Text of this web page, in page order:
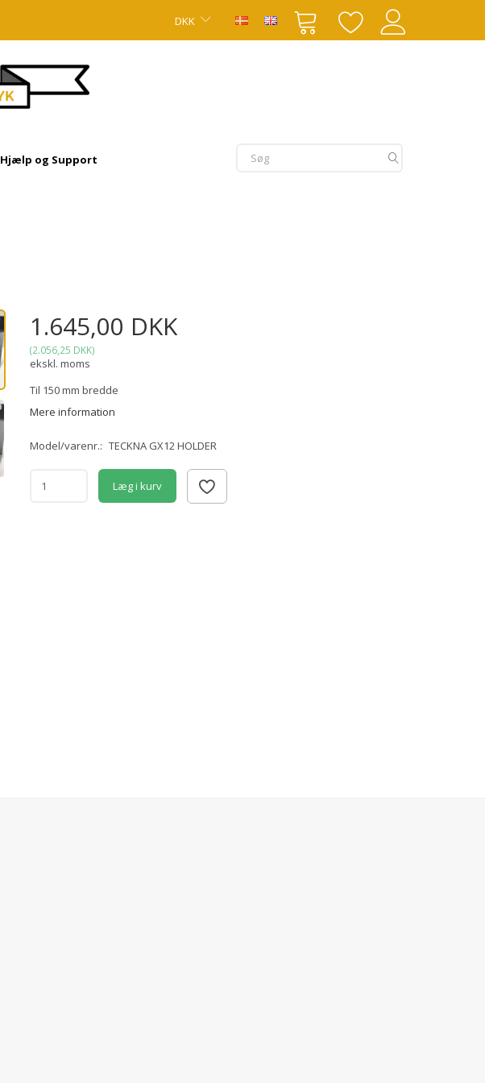
DKK
Hjælp og Support
1.645,00 DKK
(2.056,25 DKK)
ekskl. moms
Til 150 mm bredde
Mere information
Model/varenr.: TECKNA GX12 HOLDER
Læg i kurv